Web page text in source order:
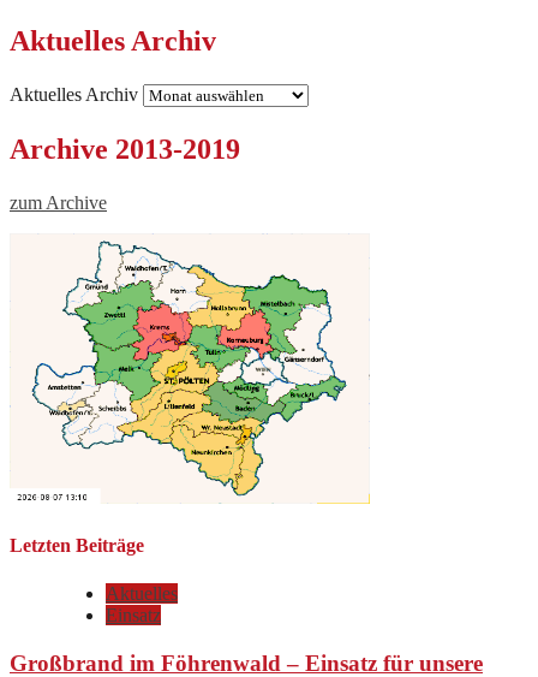
Aktuelles Archiv
Aktuelles Archiv
Archive 2013-2019
zum Archive
Letzten Beiträge
Aktuelles
Einsatz
Großbrand im Föhrenwald – Einsatz für unsere